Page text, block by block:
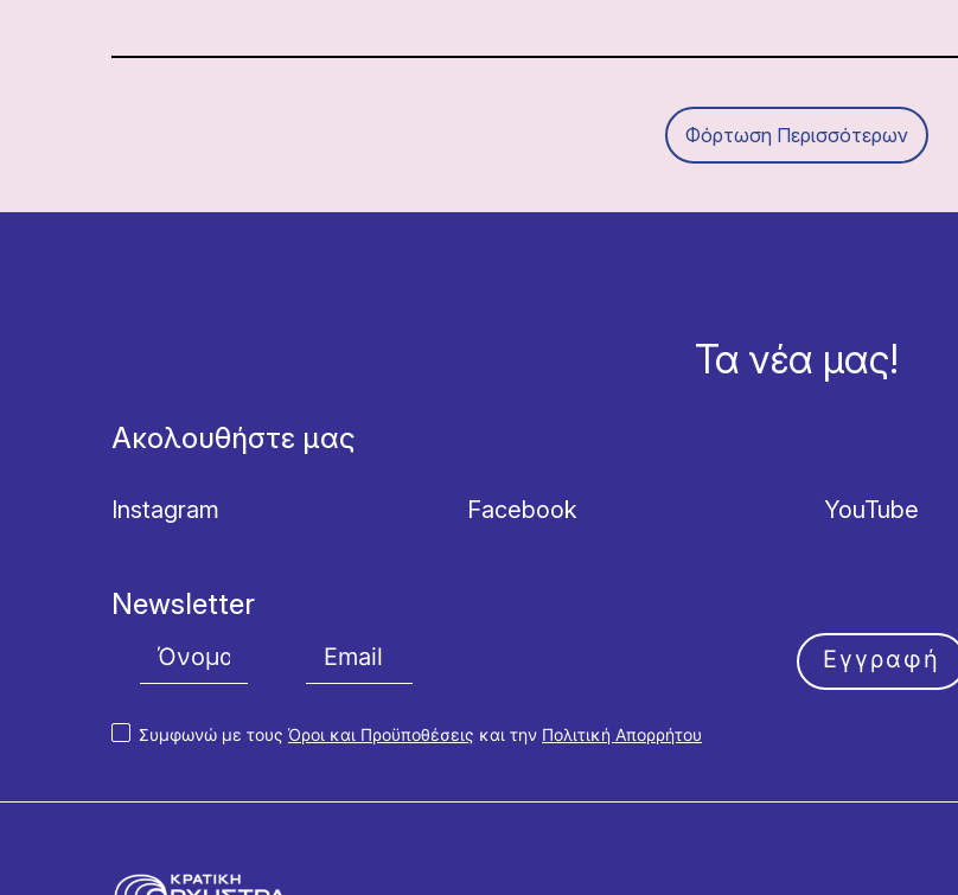
Φόρτωση Περισσότερων
Τα νέα μας!
Ακολουθήστε μας
Instagram Facebook YouTube
Newsletter
Συμφωνώ με τουςΌροι και Προϋποθέσεις και την Πολιτική Απορρήτου
Εγγραφή